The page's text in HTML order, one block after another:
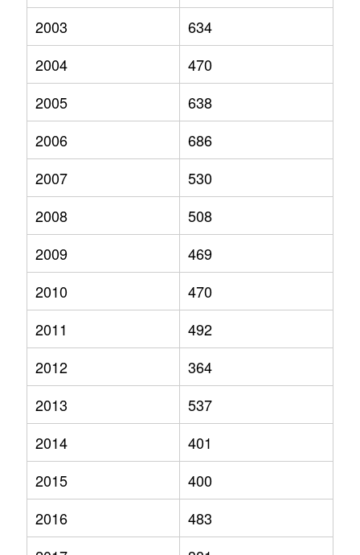
2003
634
2004
470
2005
638
2006
686
2007
530
2008
508
2009
469
2010
470
2011
492
2012
364
2013
537
2014
401
2015
400
2016
483